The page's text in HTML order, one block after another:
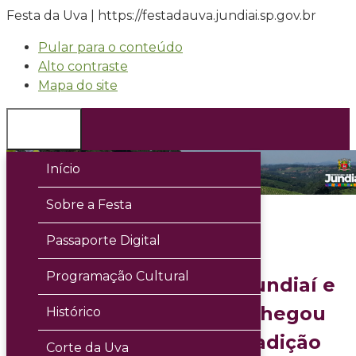
Festa da Uva | https://festadauva.jundiai.sp.gov.br
Pular para o conteúdo
Alto contraste
Mapa do site
Início
Sobre a Festa
Passaporte Digital
Programação Cultural
Histórico
Corte da Uva
A 41ª Festa da Uva de Jundiaí e
12ª Expo Vinhos 2026 chegou
para celebrar a rica tradição